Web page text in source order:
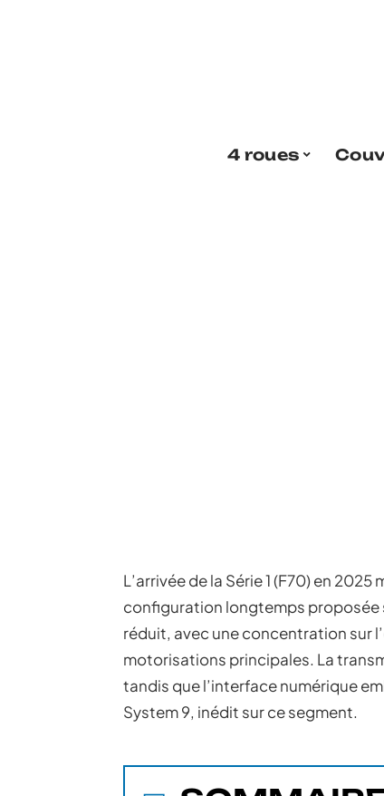
4 roues
L’arrivée de la Série 1 (F70) en
configuration longtemps proposée
réduit, avec une concentration sur
motorisations principales. La
tandis que l’interface numérique
System 9, inédit sur ce segment.